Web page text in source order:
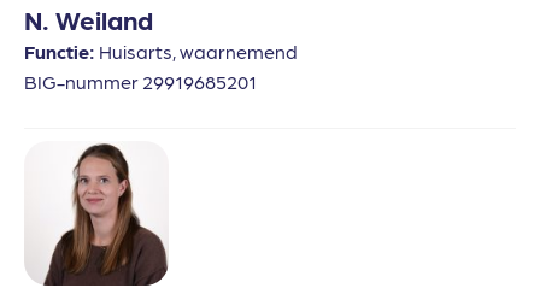
N. Weiland
Functie: Huisarts, waarnemend
BIG-nummer 29919685201